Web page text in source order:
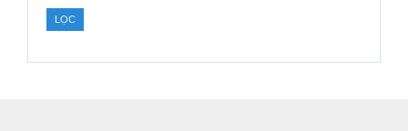
nhất
LỌC